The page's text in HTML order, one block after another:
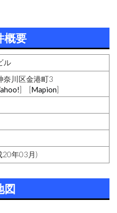
概要
ル
奈川区金港町3
] [Mapion]
20年03月)
図